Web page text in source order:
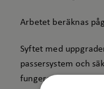
Arbetet beräknas
Syftet med
passersystem och
fungerande